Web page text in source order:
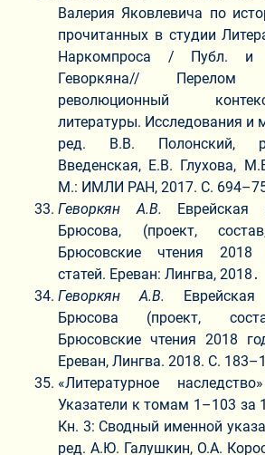
Валерия Яковлевича по
прочитанных в студии
Наркомпроса / Публ. и
Геворкяна//
революционный
литературы. Исследования и
ред. В.В. Полонский,
Введенская, Е.В. Глухова,
М.: ИМЛИ РАН, 2017. С.
Геворкян А.В. Еврейская
Брюсова, (проект,
Брюсовские чтения 2018
статей. Ереван: Лингва, 2018․
Геворкян А.В.
Брюсова (проект,
Брюсовские чтения 2018
Ереван, Лингва. 2018. С.
«Литературное
Указатели к томам 1–103 за
Кн. 3: Сводный именной
ред. А.Ю. Галушкин, О.А.